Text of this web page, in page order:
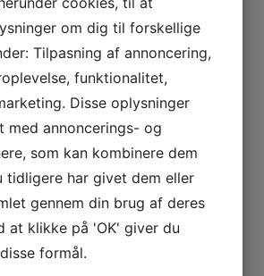
problem, men kunne have
til at være lokalt. Kun 7-
men det kunne måske have
begrænse spredningen af
det rette set-up.
og anden regulering
GDPR-regler blev indført i
da er der kommet en del
der skal højne IT-
om dig til forskellige
Tilpasning af annoncering,
funktionalitet,
Disse oplysninger
med annoncerings- og
som kan kombinere dem
tidligere har givet dem eller
gennem din brug af deres
at klikke på 'OK' giver du
formål.